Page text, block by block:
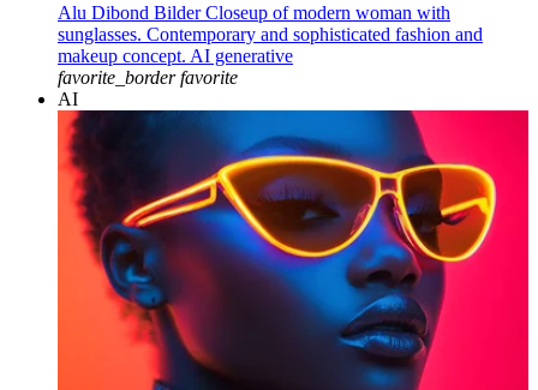
Alu Dibond Bilder Closeup of modern woman with
sunglasses. Contemporary and sophisticated fashion and
makeup concept. AI generative
favorite_border favorite
AI